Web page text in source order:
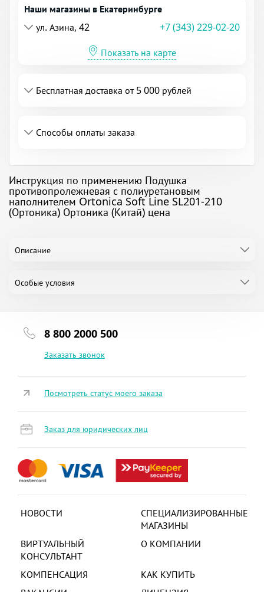
Наши магазины в Екатеринбурге
ул. Азина, 42
+7 (343) 229-02-20
Показать на карте
Бесплатная доставка от 5 000 рублей
Способы оплаты заказа
Инструкция по применению Подушка
противопролежневая с полиуретановым
наполнителем Ortonica Soft Line SL201-210
(Ортоника) Ортоника (Китай) цена
Описание
Особые условия
8 800 2000 500
Заказать звонок
НОВОСТИ
СПЕЦИАЛИЗИРОВАННЫЕ
МАГАЗИНЫ
ВИРТУАЛЬНЫЙ
КОНСУЛЬТАНТ
О КОМПАНИИ
КОМПЕНСАЦИЯ
КАК КУПИТЬ
Посмотреть статус моего заказа
Заказ для юридических лиц